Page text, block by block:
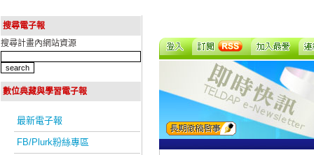
搜尋電子報
搜尋計畫內網站資源
數位典藏與學習電子報
最新電子報
FB/Plurk粉絲專區